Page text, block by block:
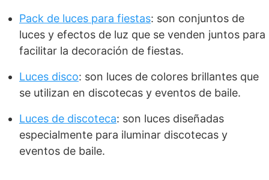
Pack de luces para fiestas: son conjuntos de
luces y efectos de luz que se venden juntos para
facilitar la decoración de fiestas.
Luces disco: son luces de colores brillantes que
se utilizan en discotecas y eventos de baile.
Luces de discoteca: son luces diseñadas
especialmente para iluminar discotecas y
eventos de baile.